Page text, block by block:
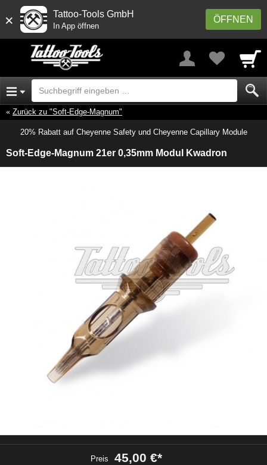
× ÖFFNEN
Tattoo-Tools GmbH
In App öffnen
Zurück zu "Soft-Edge-Magnum"
20% Rabatt auf Cheyenne Safety und Cheyenne Capillary Module
Soft-Edge-Magnum 21er 0,35mm Modul Kwadron
Preis 45,00 €*